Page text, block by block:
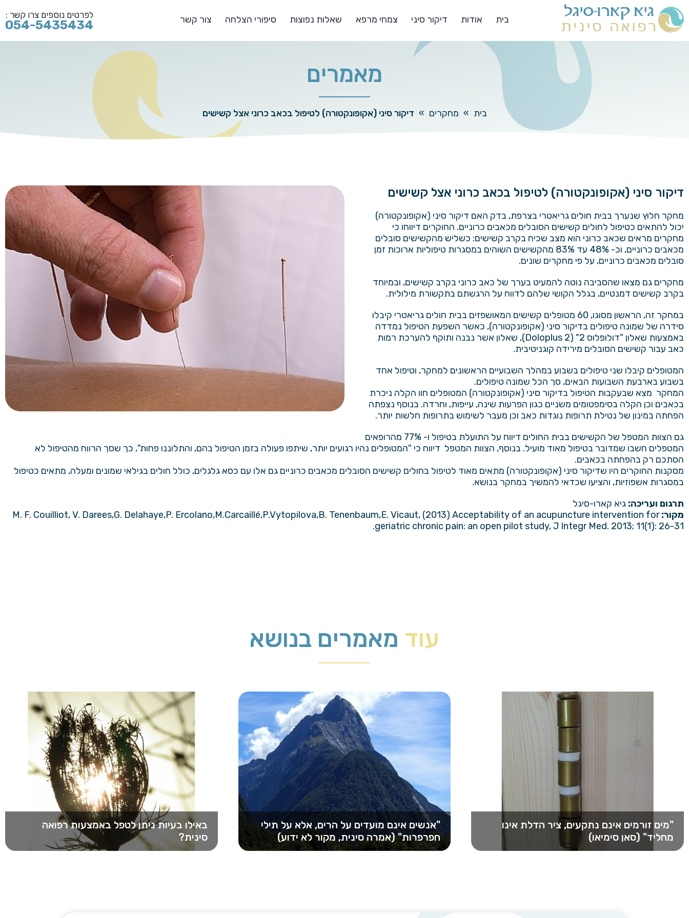
בית אודות דיקור סיני צמחי מרפא שאלות נפוצות סיפורי הצלחה צור קשר לפרטים נוספים צרו קשר :
054-5435434
מאמרים
בית » מחקרים » דיקור סיני (אקופונקטורה) לטיפול בכאב כרוני אצל קשישים
דיקור סיני (אקופונקטורה) לטיפול בכאב כרוני אצל קשישים
מחקר חלוץ שנערך בבית חולים גריאטרי בצרפת, בדק האם דיקור סיני (אקופונקטורה)
יכול להתאים כטיפול לחולים קשישים הסובלים מכאבים כרוניים. החוקרים דיווחו כי
מחקרים מראים שכאב כרוני הוא מצב שכיח בקרב קשישים: כשליש מהקשישים סובלים
מכאבים כרוניים, וכ- 48% עד 83% מהקשישים השוהים במסגרות טיפוליות ארוכות זמן
סובלים מכאבים כרוניים, על פי מחקרים שונים.
מחקרים גם מצאו שהסביבה נוטה להמעיט בערך של כאב כרוני בקרב קשישים, ובמיוחד
בקרב קשישים דמנטיים, בגלל הקושי שלהם לדווח על הרגשתם בתקשורת מילולית.
במחקר זה, הראשון מסוגו, 60 מטופלים קשישים המאושפזים בבית חולים גריאטרי קיבלו
סידרה של שמונה טיפולים בדיקור סיני (אקופונקטורה), כאשר השפעת הטיפול נמדדה
באמצעות שאלון "דולופלוס 2" (
Doloplus 2), שאלון אשר נבנה ותוקף להערכת רמות
כאב עבור קשישים הסובלים מירידה קוגניטיבית.
המטופלים קיבלו שני טיפולים בשבוע במהלך השבועיים הראשונים למחקר, וטיפול אחד
בשבוע בארבעת השבועות הבאים, סך הכל שמונה טיפולים.
המחקר מצא שבעקבות הטיפול בדיקור סיני (אקופונקטורה) המטופלים חוו הקלה ניכרת
בכאבים וכן הקלה בסימפטומים משניים כגון הפרעות שינה, עייפות, וחרדה. בנוסף נצפתה
הפחתה במינון של נטילת תרופות נוגדות כאב וכן מעבר לשימוש בתרופות חלשות יותר.
גם הצוות המטפל של הקשישים בבית החולים דיווח על התועלת בטיפול ו- 77% מהרופאים
המטפלים חשבו שמדובר בטיפול מאוד מועיל. בנוסף, הצוות המטפל דיווח כי "המטופלים נהיו רגועים יותר, שיתפו פעולה בזמן הטיפול בהם, והתלוננו פחות", כך שסך הרווח מהטיפול לא
הסתכם רק בהפחתה בכאבים.
מסקנות החוקרים היו שדיקור סיני (אקופונקטורה) מתאים מאוד לטיפול בחולים קשישים הסובלים מכאבים כרוניים גם אלו עם כסא גלגלים, כולל חולים בגילאי שמונים ומעלה, מתאים כטיפול
במסגרות אשפוזיות, והציעו שכדאי להמשיך במחקר בנושא.
תרגום ועריכה: גיא קארו-סיגל
מקור:M. F. Couilliot, V. Darees,G. Delahaye,P. Ercolano,M.Carcaillé,P.Vytopilova,B. Tenenbaum,E. Vicaut, (2013) Acceptability of an acupuncture intervention for
geriatric chronic pain: an open pilot study, J Integr Med. 2013; 11(1): 26-31.
עוד מאמרים בנושא
"מים זורמים אינם נתקעים, ציר הדלת אינו
מחליד" (סאן סימיאו)
"אנשים אינם מועדים על הרים, אלא על תילי
חפרפרות" (אמרה סינית, מקור לא ידוע)
באילו בעיות ניתן לטפל באמצעות רפואה
סינית?